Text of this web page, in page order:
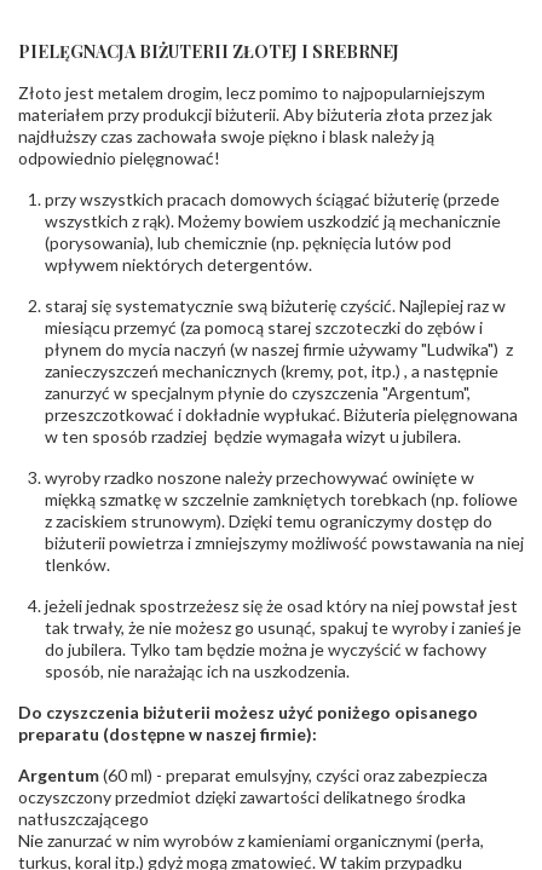
Kamień:
Liczba diamentów: 0.004 ct - 2 szt.,0.010 ct - 2 szt.
Liczba diamentów (łącznie):
4 szt.
Masa diamentów (łącznie):
Barwa:
Czystość: VS
POZOSTAŁE KAMIENIE
Rodzaje kamieni:
Liczba kamieni:
Morganit - 1 szt.
Szlif kamieni:
Fasetowy owalny
Masa kamieni (łącznie): ok. 0.4 ct.
PIELĘGNACJA BIŻUTERII ZŁOTEJ I SREBRNEJ
Złoto jest metalem drogim, lecz pomimo to najpopularniejszym
materiałem przy produkcji biżuterii. Aby biżuteria złota przez jak
najdłuższy czas zachowała swoje piękno i blask należy ją
odpowiednio pielęgnować!
przy wszystkich pracach domowych ściągać biżuterię (przede
wszystkich z rąk). Możemy bowiem uszkodzić ją mechanicznie
(porysowania), lub chemicznie (np. pęknięcia lutów pod
wpływem niektórych detergentów.
staraj się systematycznie swą biżuterię czyścić. Najlepiej raz w
miesiącu przemyć (za pomocą starej szczoteczki do zębów i
płynem do mycia naczyń (w naszej firmie używamy "Ludwika") z
zanieczyszczeń mechanicznych (kremy, pot, itp.) , a następnie
zanurzyć w specjalnym płynie do czyszczenia "Argentum",
przeszczotkować i dokładnie wypłukać. Biżuteria pielęgnowana
w ten sposób rzadziej będzie wymagała wizyt u jubilera.
wyroby rzadko noszone należy przechowywać owinięte w
miękką szmatkę w szczelnie zamkniętych torebkach (np. foliowe
z zaciskiem strunowym). Dzięki temu ograniczymy dostęp do
biżuterii powietrza i zmniejszymy możliwość powstawania na niej
tlenków.
jeżeli jednak spostrzeżesz się że osad który na niej powstał jest
tak trwały, że nie możesz go usunąć, spakuj te wyroby i zanieś je
do jubilera. Tylko tam będzie można je wyczyścić w fachowy
sposób, nie narażając ich na uszkodzenia.
Do czyszczenia biżuterii możesz użyć poniżego opisanego
preparatu (dostępne w naszej firmie):
Argentum(60 ml) - preparat emulsyjny, czyści oraz zabezpiecza
oczyszczony przedmiot dzięki zawartości delikatnego środka
natłuszczającego
Nie zanurzać w nim wyrobów z kamieniami organicznymi (perła,
turkus, koral itp.) gdyż mogą zmatowieć. W takim przypadku